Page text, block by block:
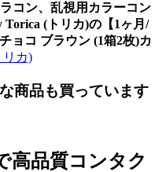
コン、乱視用カラーコン
(トリカ)の【1ヶ月/
ョコ ブラウン (1箱2枚)カ
リカ)
商品も買っています
高品質コンタク